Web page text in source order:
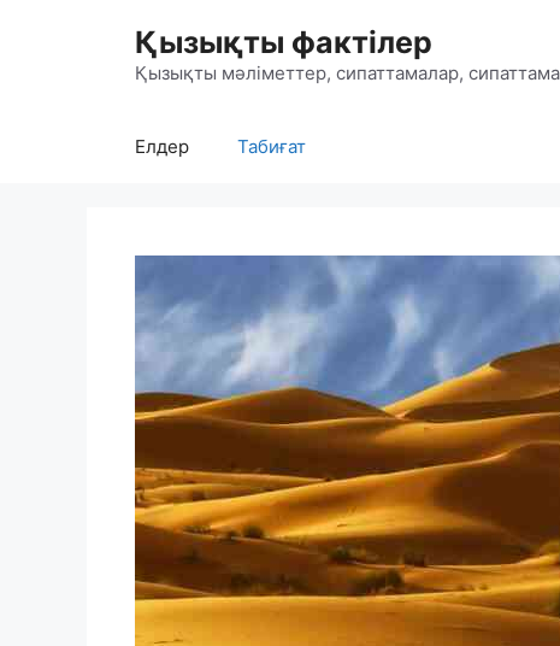
Қызықты фактілер
Қызықты мәліметтер, сипаттамалар,
Елдер Табиғат